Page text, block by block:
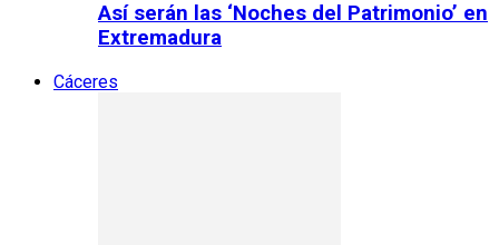
Así serán las ‘Noches del Patrimonio’ en
Extremadura
Cáceres